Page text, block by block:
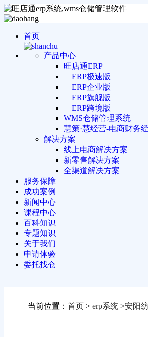
首页
产品中心
旺店通ERP
ERP极速版
ERP企业版
ERP旗舰版
ERP跨境版
WMS仓储管理系统
慧策·慧经营-电商财务
解决方案
线上电商解决方案
新零售解决方案
全渠道解决方案
服务保障
成功案例
新闻中心
课程中心
百科知识
专题知识
关于我们
申请体验
委托找仓
当前位置： 首页 > erp系统 >安阳纺织